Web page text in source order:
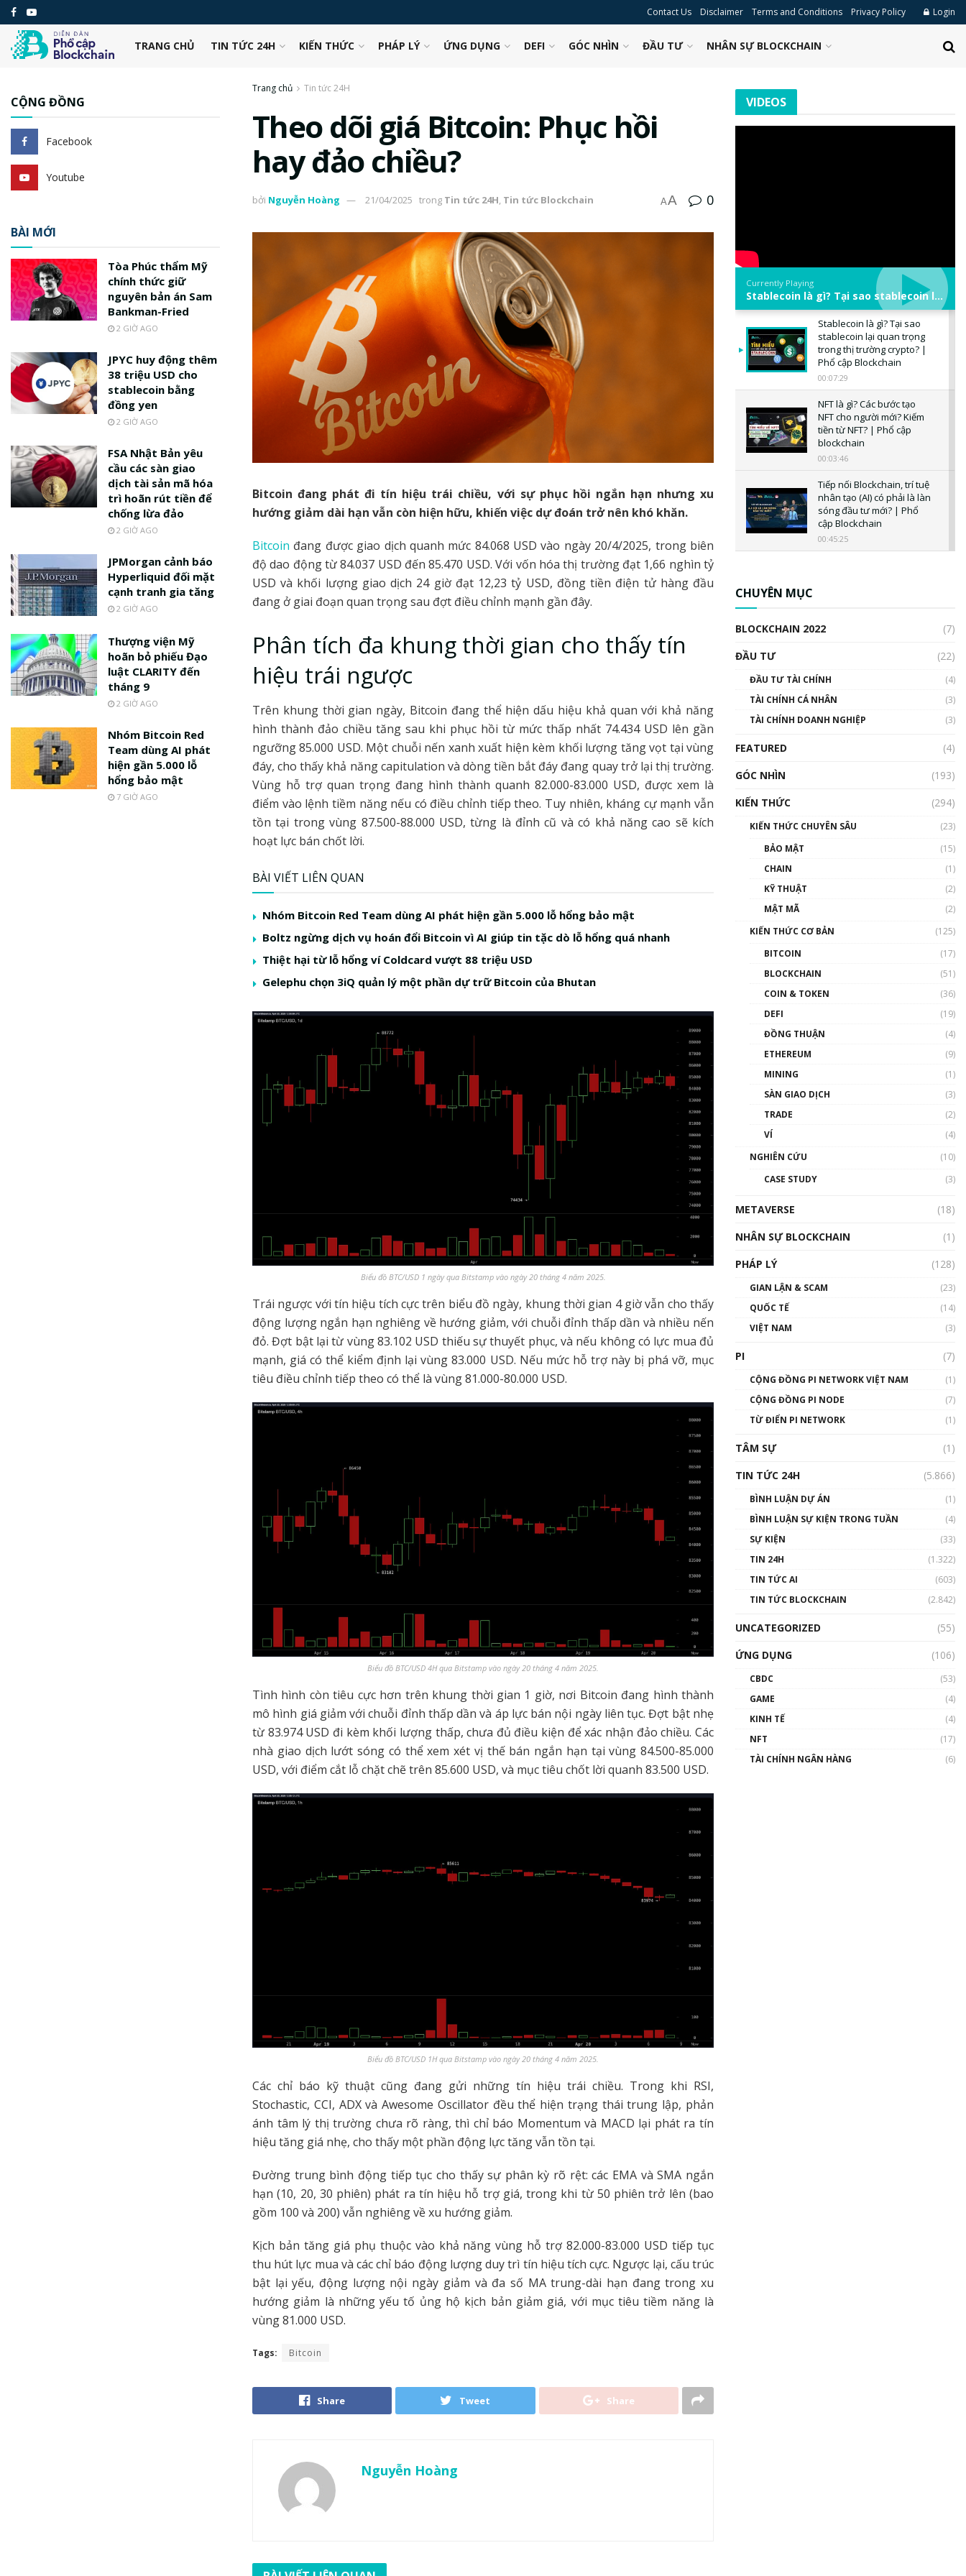
Contact Us Disclaimer Terms and Conditions Privacy Policy Login
TRANG CHỦ TIN TỨC 24H KIẾN THỨC PHÁP LÝ ỨNG DỤNG DEFI GÓC NHÌN ĐẦU TƯ NHÂN SỰ BLOCKCHAIN
Trang chủ Tin tức 24H
Theo dõi giá Bitcoin: Phục hồi
hay đảo chiều?
bởi Nguyễn Hoàng 21/04/2025 trong Tin tức 24H, Tin tức Blockchain AA 0
Bitcoin đang phát đi tín hiệu trái chiều, với sự phục hồi ngắn hạn nhưng xu
hướng giảm dài hạn vẫn còn hiện hữu, khiến việc dự đoán trở nên khó khăn.
Bitcoin đang được giao dịch quanh mức 84.068 USD vào ngày 20/4/2025, trong biên
độ dao động từ 84.037 USD đến 85.470 USD. Với vốn hóa thị trường đạt 1,66 nghìn tỷ
USD và khối lượng giao dịch 24 giờ đạt 12,23 tỷ USD, đồng tiền điện tử hàng đầu
đang ở giai đoạn quan trọng sau đợt điều chỉnh mạnh gần đây.
Phân tích đa khung thời gian cho thấy tín
hiệu trái ngược
Trên khung thời gian ngày, Bitcoin đang thể hiện dấu hiệu khả quan với khả năng
hình thành đảo chiều tăng sau khi phục hồi từ mức thấp nhất 74.434 USD lên gần
ngưỡng 85.000 USD. Một chuỗi nến xanh xuất hiện kèm khối lượng tăng vọt tại vùng
đáy, cho thấy khả năng capitulation và dòng tiền bắt đáy đang quay trở lại thị trường.
Vùng hỗ trợ quan trọng đang hình thành quanh 82.000-83.000 USD, được xem là
điểm vào lệnh tiềm năng nếu có điều chỉnh tiếp theo. Tuy nhiên, kháng cự mạnh vẫn
tồn tại trong vùng 87.500-88.000 USD, từng là đỉnh cũ và có khả năng cao sẽ kích
hoạt lực bán chốt lời.
BÀI VIẾT LIÊN QUAN
Nhóm Bitcoin Red Team dùng AI phát hiện gần 5.000 lỗ hổng bảo mật
Boltz ngừng dịch vụ hoán đổi Bitcoin vì AI giúp tin tặc dò lỗ hổng quá nhanh
Thiệt hại từ lỗ hổng ví Coldcard vượt 88 triệu USD
Gelephu chọn 3iQ quản lý một phần dự trữ Bitcoin của Bhutan
Biểu đồ BTC/USD 1 ngày qua Bitstamp vào ngày 20 tháng 4 năm 2025.
Trái ngược với tín hiệu tích cực trên biểu đồ ngày, khung thời gian 4 giờ vẫn cho thấy
động lượng ngắn hạn nghiêng về hướng giảm, với chuỗi đỉnh thấp dần và nhiều nến
đỏ. Đợt bật lại từ vùng 83.102 USD thiếu sự thuyết phục, và nếu không có lực mua đủ
mạnh, giá có thể kiểm định lại vùng 83.000 USD. Nếu mức hỗ trợ này bị phá vỡ, mục
tiêu điều chỉnh tiếp theo có thể là vùng 81.000-80.000 USD.
Biểu đồ BTC/USD 4H qua Bitstamp vào ngày 20 tháng 4 năm 2025.
Tình hình còn tiêu cực hơn trên khung thời gian 1 giờ, nơi Bitcoin đang hình thành
mô hình giá giảm với chuỗi đỉnh thấp dần và áp lực bán nội ngày liên tục. Đợt bật nhẹ
từ 83.974 USD đi kèm khối lượng thấp, chưa đủ điều kiện để xác nhận đảo chiều. Các
nhà giao dịch lướt sóng có thể xem xét vị thế bán ngắn hạn tại vùng 84.500-85.000
USD, với điểm cắt lỗ chặt chẽ trên 85.600 USD, và mục tiêu chốt lời quanh 83.500 USD.
Biểu đồ BTC/USD 1H qua Bitstamp vào ngày 20 tháng 4 năm 2025.
Các chỉ báo kỹ thuật cũng đang gửi những tín hiệu trái chiều. Trong khi RSI,
Stochastic, CCI, ADX và Awesome Oscillator đều thể hiện trạng thái trung lập, phản
ánh tâm lý thị trường chưa rõ ràng, thì chỉ báo Momentum và MACD lại phát ra tín
hiệu tăng giá nhẹ, cho thấy một phần động lực tăng vẫn tồn tại.
Đường trung bình động tiếp tục cho thấy sự phân kỳ rõ rệt: các EMA và SMA ngắn
hạn (10, 20, 30 phiên) phát ra tín hiệu hỗ trợ giá, trong khi từ 50 phiên trở lên (bao
gồm 100 và 200) vẫn nghiêng về xu hướng giảm.
Kịch bản tăng giá phụ thuộc vào khả năng vùng hỗ trợ 82.000-83.000 USD tiếp tục
thu hút lực mua và các chỉ báo động lượng duy trì tín hiệu tích cực. Ngược lại, cấu trúc
bật lại yếu, động lượng nội ngày giảm và đa số MA trung-dài hạn đang trong xu
hướng giảm là những yếu tố ủng hộ kịch bản giảm giá, với mục tiêu tiềm năng là
vùng 81.000 USD.
Tags: Bitcoin
Share Tweet Share
Nguyễn Hoàng
CỘNG ĐỒNG
Facebook
Youtube
BÀI MỚI
Tòa Phúc thẩm Mỹ
chính thức giữ
nguyên bản án Sam
Bankman-Fried
2 GIỜ AGO
JPYC huy động thêm
38 triệu USD cho
stablecoin bằng
đồng yen
2 GIỜ AGO
FSA Nhật Bản yêu
cầu các sàn giao
dịch tài sản mã hóa
trì hoãn rút tiền để
chống lừa đảo
2 GIỜ AGO
JPMorgan cảnh báo
Hyperliquid đối mặt
cạnh tranh gia tăng
2 GIỜ AGO
Thượng viện Mỹ
hoãn bỏ phiếu Đạo
luật CLARITY đến
tháng 9
2 GIỜ AGO
Nhóm Bitcoin Red
Team dùng AI phát
hiện gần 5.000 lỗ
hổng bảo mật
7 GIỜ AGO
VIDEOS
Currently Playing
Stablecoin là gì? Tại sao stablecoin lại quan trọng trong thị trường crypto? | Phổ cập Blockchain
Stablecoin là gì? Tại sao
stablecoin lại quan trọng
trong thị trường crypto? |
Phổ cập Blockchain
00:07:29
NFT là gì? Các bước tạo
NFT cho người mới? Kiếm
tiền từ NFT? | Phổ cập
blockchain
00:03:46
Tiếp nối Blockchain, trí tuệ
nhân tạo (AI) có phải là làn
sóng đầu tư mới? | Phổ
cập Blockchain
00:45:25
uptrend trong năm 2023? |
Phổ cập Blockchain
00:02:14
Nhìn lại năm 2022: Những
nhân vật ảnh hưởng nhất
hệ sinh thái tiền mã hoá |
Blockchain
Nhân sự tương lại ngành
Blockchain Việt Nam | Phổ
cập Blockchain
Blockchain đang được ứng
01:34:46
01:32:59
Talkshow17: Mùa đông
Crypto – Chiếc khăn gió ấm
01:49:30
Talkshow 14: MemeCoin –
CHUYÊN MỤC
BLOCKCHAIN 2022
(7)
ĐẦU TƯ
(22)
ĐẦU TƯ TÀI CHÍNH
(4)
TÀI CHÍNH CÁ NHÂN
(3)
TÀI CHÍNH DOANH NGHIỆP
(3)
FEATURED
(4)
GÓC NHÌN
(193)
KIẾN THỨC
(294)
KIẾN THỨC CHUYÊN SÂU
(23)
BẢO MẬT
(15)
CHAIN
(1)
KỸ THUẬT
(2)
MẬT MÃ
(2)
KIẾN THỨC CƠ BẢN
(125)
BITCOIN
(17)
BLOCKCHAIN
(51)
COIN & TOKEN
(36)
DEFI
(19)
ĐỒNG THUẬN
(4)
ETHEREUM
(9)
MINING
(1)
SÀN GIAO DỊCH
(3)
TRADE
(2)
VÍ
(4)
NGHIÊN CỨU
(10)
CASE STUDY
(3)
METAVERSE
(18)
NHÂN SỰ BLOCKCHAIN
(1)
PHÁP LÝ
(128)
GIAN LẬN & SCAM
(23)
QUỐC TẾ
(14)
VIỆT NAM
(3)
PI (7)
CỘNG ĐỒNG PI NETWORK VIỆT NAM
(1)
CỘNG ĐỒNG PI NODE
(7)
TỪ ĐIỂN PI NETWORK
(1)
TÂM SỰ
(1)
TIN TỨC 24H
(5.866)
BÌNH LUẬN DỰ ÁN
(1)
BÌNH LUẬN SỰ KIỆN TRONG TUẦN
(4)
SỰ KIỆN
(33)
TIN 24H
(1.322)
TIN TỨC AI
(603)
TIN TỨC BLOCKCHAIN
(2.842)
UNCATEGORIZED
(55)
ỨNG DỤNG
(106)
CBDC
(53)
GAME
(4)
KINH TẾ
(4)
NFT
(17)
TÀI CHÍNH NGÂN HÀNG
(6)